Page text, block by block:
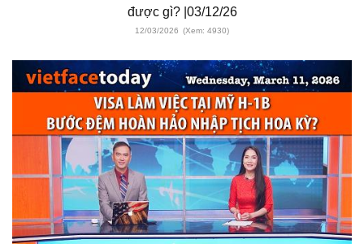
được gì? |03/12/26
12/03/2026 (Xem: 4930)